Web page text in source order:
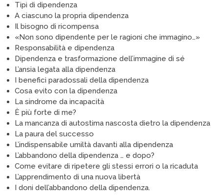
Tipi di dipendenza
A ciascuno la propria dipendenza
Il bisogno di ricompensa
«Non sono dipendente per le ragioni che immagino…»
Responsabilità e dipendenza
Dipendenza e trasformazione dell’immagine di sé
L’ansia legata alla dipendenza
I benefici paradossali della dipendenza
Cosa evito con la dipendenza
La sindrome da incapacità
È più forte di me?
La mancanza di autostima nascosta dietro la dipendenza
La paura del successo
L’indispensabile umiltà davanti alla dipendenza
L’abbandono della dipendenza … e dopo?
Come evitare di ripetere gli stessi errori o la ricaduta
L’apprendimento di una nuova libertà
I doni dell’abbandono della dipendenza.